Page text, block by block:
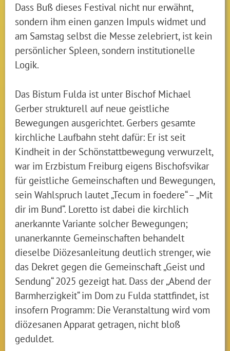
Dass Buß dieses Festival nicht nur erwähnt,
sondern ihm einen ganzen Impuls widmet und
am Samstag selbst die Messe zelebriert, ist kein
persönlicher Spleen, sondern institutionelle
Logik.
Das Bistum Fulda ist unter Bischof Michael
Gerber strukturell auf neue geistliche
Bewegungen ausgerichtet. Gerbers gesamte
kirchliche Laufbahn steht dafür: Er ist seit
Kindheit in der Schönstattbewegung verwurzelt,
war im Erzbistum Freiburg eigens Bischofsvikar
für geistliche Gemeinschaften und Bewegungen,
sein Wahlspruch lautet „Tecum in foedere“ – „Mit
dir im Bund“. Loretto ist dabei die kirchlich
anerkannte Variante solcher Bewegungen;
unanerkannte Gemeinschaften behandelt
dieselbe Diözesanleitung deutlich strenger, wie
das Dekret gegen die Gemeinschaft „Geist und
Sendung“ 2025 gezeigt hat. Dass der „Abend der
Barmherzigkeit“ im Dom zu Fulda stattfindet, ist
insofern Programm: Die Veranstaltung wird vom
diözesanen Apparat getragen, nicht bloß
geduldet.